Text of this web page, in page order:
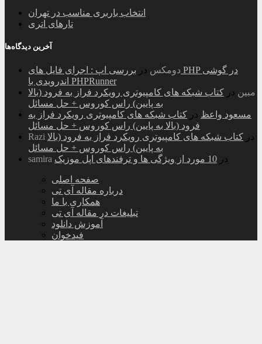
انتخاب باربری مناسب در تهران
تارهای اتری
آخرین دیدگاه‌ها
دومکس در بررسی اپ : اجرای فایل های PHP در گوشی
اندرویدی با PHPRunner
مبین در کتاب شبکه های کامپیوتری رویکرد فراز به فرود (بالا
به پایین) راس کوروس + حل مسائل
مسعود واعظ در کتاب شبکه های کامپیوتری رویکرد فراز به
فرود (بالا به پایین) راس کوروس + حل مسائل
Razi
در کتاب شبکه های کامپیوتری رویکرد فراز به فرود (بالا
به پایین) راس کوروس + حل مسائل
samira
در 10 مورد از ویژگی ها و ترفندهای اپل موزیک
صفحه اصلی
درباره مقاله آی تی
همکاری با ما
تبلیغات در مقاله آی تی
آموزش دانلود
فیدخوان